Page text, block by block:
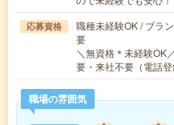
応募資格
職種未経験OK / ブラ
要
＼無資格＊未経験
要・来社不要（電話
職場の雰囲気